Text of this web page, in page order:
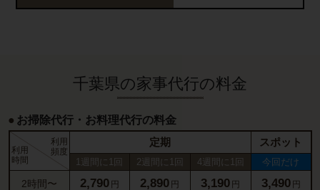
千葉県の家事代行の料金
お掃除代行・お料理代行の料金
利用
時間
利用
頻度
定期 スポット
1週間に1回 2週間に1回 4週間に1回 今回だけ
2時間〜 2,790 円 2,890 円 3,190 円 3,490 円